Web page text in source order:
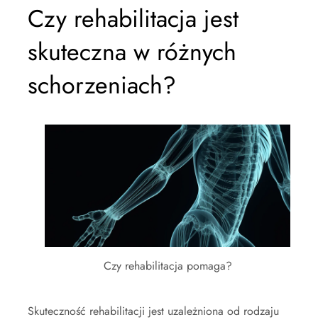
Czy rehabilitacja jest
skuteczna w różnych
schorzeniach?
Czy rehabilitacja pomaga?
Skuteczność rehabilitacji jest uzależniona od rodzaju